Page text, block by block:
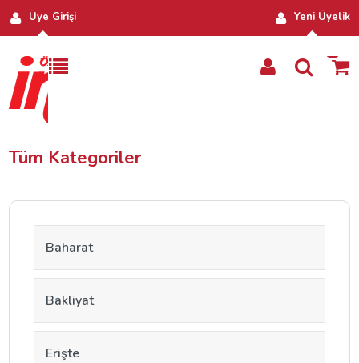
Üye Girişi Yeni Üyelik
Tüm Kategoriler
Baharat
Bakliyat
Erişte